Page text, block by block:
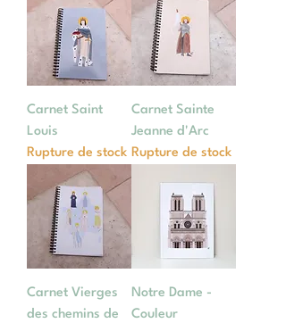
Carnet Saint
Louis
Rupture de stock
Carnet Sainte
Jeanne d'Arc
Rupture de stock
Carnet Vierges
des chemins de
Notre Dame -
Couleur